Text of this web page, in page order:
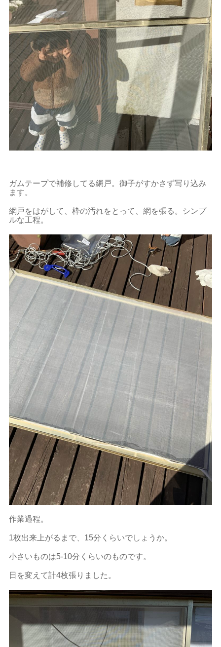
ガムテープで補修してる網戸。御子がすかさず写り込み
ます。
網戸をはがして、枠の汚れをとって、網を張る。シンプ
ルな工程。
作業過程。
1枚出来上がるまで、15分くらいでしょうか。
小さいものは5-10分くらいのものです。
日を変えて計4枚張りました。